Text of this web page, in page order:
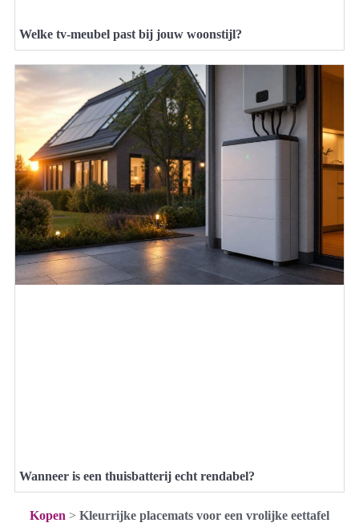
Welke tv-meubel past bij jouw woonstijl?
Wanneer is een thuisbatterij echt rendabel?
Kopen > Kleurrijke placemats voor een vrolijke eettafel